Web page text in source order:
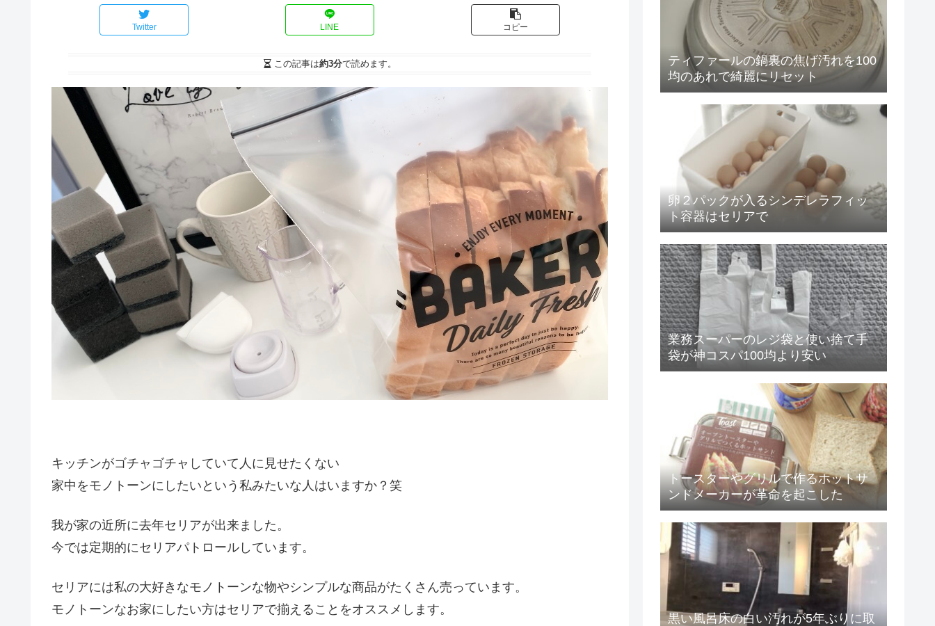
Twitter LINE コピー
この記事は約3分で読めます。
キッチンがゴチャゴチャしていて人に見せたくない
家中をモノトーンにしたいという私みたいな人はいますか？笑
我が家の近所に去年セリアが出来ました。
今では定期的にセリアパトロールしています。
セリアには私の大好きなモノトーンな物やシンプルな商品がたくさん売っています。
モノトーンなお家にしたい方はセリアで揃えることをオススメします。
ティファールの鍋裏の焦げ汚れを100
均のあれで綺麗にリセット
卵２パックが入るシンデレラフィッ
ト容器はセリアで
業務スーパーのレジ袋と使い捨て手
袋が神コスパ100均より安い
トースターやグリルで作るホットサ
ンドメーカーが革命を起こした
黒い風呂床の白い汚れが5年ぶりに取